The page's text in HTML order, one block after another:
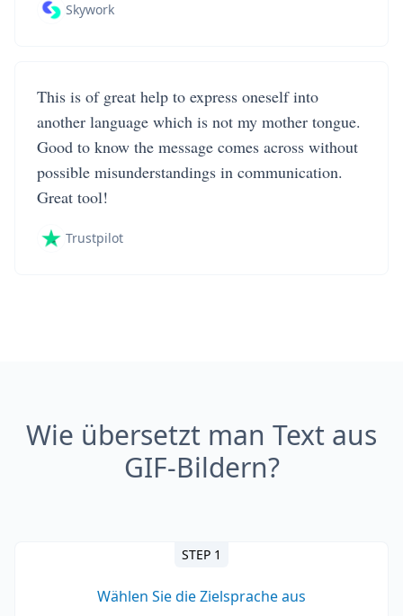
Skywork
This is of great help to express oneself into
another language which is not my mother tongue.
Good to know the message comes across without
possible misunderstandings in communication.
Great tool!
Trustpilot
Wie übersetzt man Text aus
GIF-Bildern?
STEP 1
Wählen Sie die Zielsprache aus